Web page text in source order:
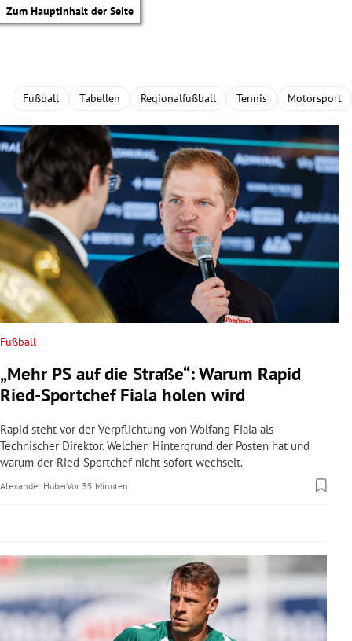
Zum Hauptinhalt der Seite
Untermenü
Untermenü
Untermenü
Untermenü
Untermenü
Untermenü
Untermenü
Fußball Tabellen Regionalfußball Tennis Motorsport
Fußball
„Mehr PS auf die Straße“: Warum Rapid
Ried-Sportchef Fiala holen wird
Rapid steht vor der Verpflichtung von Wolfang Fiala als
Technischer Direktor. Welchen Hintergrund der Posten hat und
warum der Ried-Sportchef nicht sofort wechselt.
Alexander HuberVor 35 Minuten